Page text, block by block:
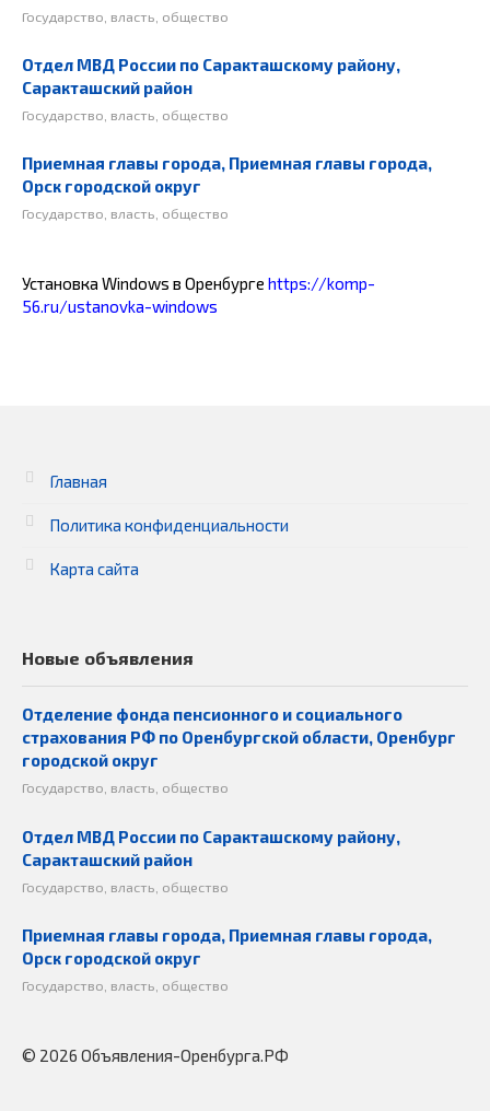
Государство, власть, общество
Отдел МВД России по Саракташскому району,
Саракташский район
Государство, власть, общество
Приемная главы города, Приемная главы города,
Орск городской округ
Государство, власть, общество
Установка Windows в Оренбурге https://komp-
56.ru/ustanovka-windows
Главная
Политика конфиденциальности
Карта сайта
Новые объявления
Отделение фонда пенсионного и социального
страхования РФ по Оренбургской области, Оренбург
городской округ
Государство, власть, общество
Отдел МВД России по Саракташскому району,
Саракташский район
Государство, власть, общество
Приемная главы города, Приемная главы города,
Орск городской округ
Государство, власть, общество
© 2026 Объявления-Оренбурга.РФ